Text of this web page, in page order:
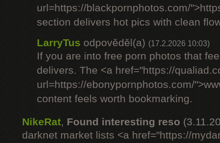
url=https://blackpornphotos.com/
section delivers hot pics with clean
LarryTus odpověděl(a) (17.2.2026 10:03)
If you are into free porn photos that
delivers. The <a href="https://
url=https://ebonypornphotos.com/
content feels worth bookmarking.
NikeRat, Found interesting reso
darknet market lists <a href="https://